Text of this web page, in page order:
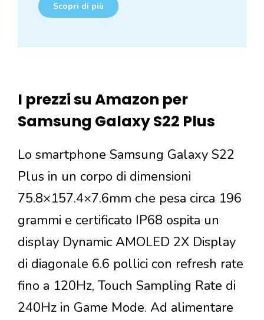
Scopri di più
I prezzi su Amazon per
Samsung Galaxy S22 Plus
Lo smartphone Samsung Galaxy S22
Plus in un corpo di dimensioni
75.8×157.4×7.6mm che pesa circa 196
grammi e certificato IP68 ospita un
display Dynamic AMOLED 2X Display
di diagonale 6.6 pollici con refresh rate
fino a 120Hz, Touch Sampling Rate di
240Hz in Game Mode. Ad alimentare